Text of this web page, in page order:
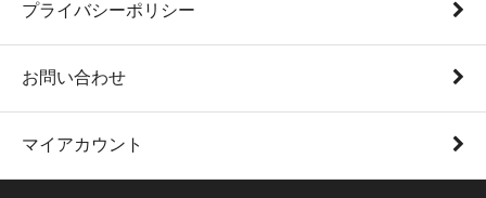
プライバシーポリシー
お問い合わせ
マイアカウント